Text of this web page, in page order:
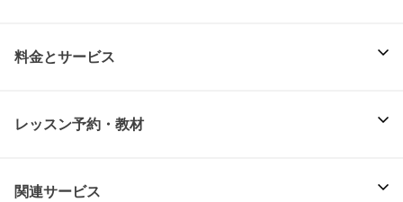
料金とサービス
レッスン予約・教材
関連サービス